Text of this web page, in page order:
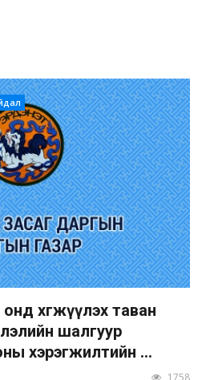
хөгжүүлэх таван
шалгуур
хэрэгжилтийн ...